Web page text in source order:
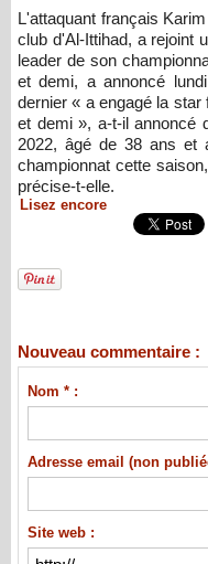
L'attaquant français Karim Benzema, qui était en froid avec son
club d'Al-Ittihad, a rejoint
leader de son
et demi, a annoncé
dernier « a engagé la
et demi », a-t-il annoncé
2022, âgé de 38 ans et
championnat cette
précise-t-elle.
Lisez encore
Nouveau commentaire :
Nom * :
Adresse email (non
Site web :